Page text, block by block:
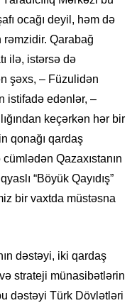
ocağı deyil, həm də
rəmzidir. Qarabağ
ilə, istərsə də
şəxs, – Füzulidən
istifadə edənlər, –
keçərkən hər bir
qonağı qardaş
Qazaxıstanın
“Böyük Qayıdış”
bir vaxtda müstəsna
dəstəyi, iki qardaş
strateji münasibətlərin
dəstəyi Türk Dövlətləri